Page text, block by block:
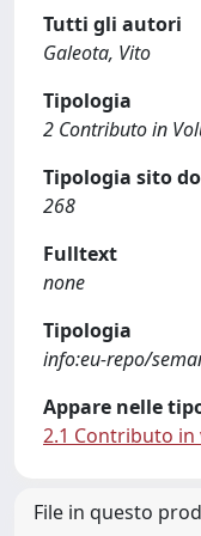
Tutti gli autori
Galeota, Vito
Tipologia
2 Contributo in
Tipologia sito
268
Fulltext
none
Tipologia
info:eu-repo/
Appare nelle
2.1 Contributo in
File in questo